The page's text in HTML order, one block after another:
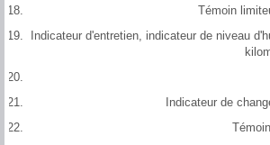
Témoin
Indicateur d'entretien, indicateur de niveau
Indicateur de